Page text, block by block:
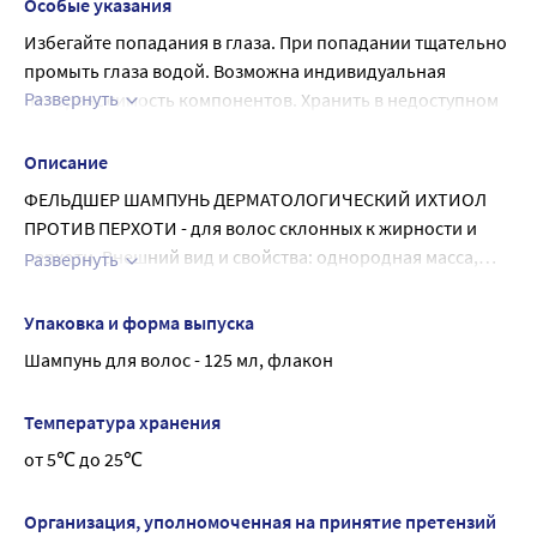
Особые указания
Избегайте попадания в глаза. При попадании тщательно
промыть глаза водой. Возможна индивидуальная
непереносимость компонентов. Хранить в недоступном
Противопоказания: возможна индивидуальная
непереносимость компонентов. Шампунь не следует
применять при повышенной чувствительности к
отдельным компонентам.
Развернуть
Описание
ФЕЛЬДШЕР ШАМПУНЬ ДЕРМАТОЛОГИЧЕСКИЙ ИХТИОЛ
ПРОТИВ ПЕРХОТИ - для волос склонных к жирности и
перхоти. Внешний вид и свойства: однородная масса,
травянистой отдушкой Дерматологический шампунь
уменьшает зуд Против чрезмерной сальности и
коричневого цвета с характерным ихтиоловым
головы, уменьшает зуд и количество перхоти,
возвращает волосам и коже головы здоровье и
выделение себума и изменение
Развернуть
Упаковка и форма выпуска
Шампунь для волос - 125 мл, флакон
Температура хранения
от 5℃ до 25℃
Организация, уполномоченная на принятие претензий